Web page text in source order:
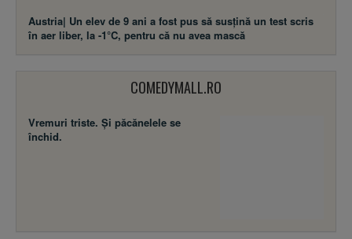
Austria| Un elev de 9 ani a fost pus să susţină un test scris
în aer liber, la -1°C, pentru că nu avea mască
COMEDYMALL.RO
Vremuri triste. Şi păcănelele se
închid.